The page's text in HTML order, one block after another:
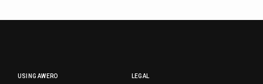
USING AWERO LEGAL